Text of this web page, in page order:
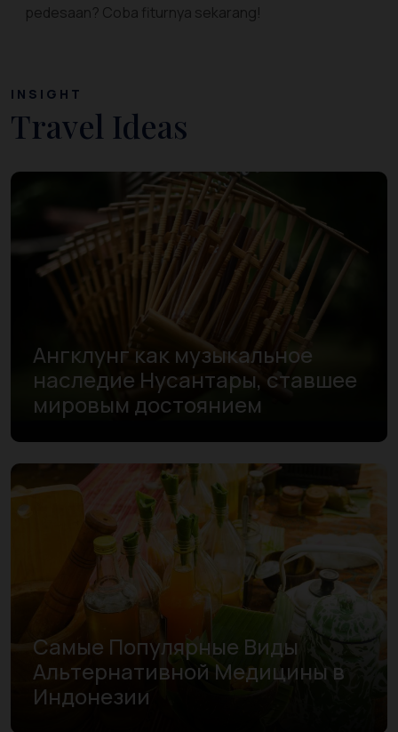
pedesaan? Coba fiturnya sekarang!
INSIGHT
Travel Ideas
Ангклунг как музыкальное
наследие Нусантары, ставшее
мировым достоянием
Самые Популярные Виды
Альтернативной Медицины в
Индонезии